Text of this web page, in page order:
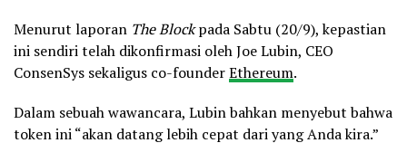
Menurut laporan The Blockpada Sabtu (20/9), kepastian
ini sendiri telah dikonfirmasi oleh Joe Lubin, CEO
ConsenSys sekaligus co-founderEthereum.
Dalam sebuah wawancara, Lubin bahkan menyebut bahwa
token ini “akan datang lebih cepat dari yang Anda kira.”